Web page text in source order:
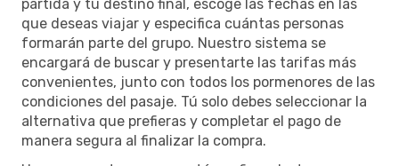
partida y tu destino final, escoge las fechas en las
que deseas viajar y especifica cuántas personas
formarán parte del grupo. Nuestro sistema se
encargará de buscar y presentarte las tarifas más
convenientes, junto con todos los pormenores de las
condiciones del pasaje. Tú solo debes seleccionar la
alternativa que prefieras y completar el pago de
manera segura al finalizar la compra.